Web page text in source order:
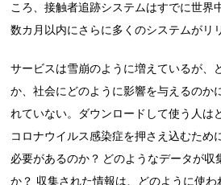
ころ、接触者追跡システムはすでに世界
数カ月以内にさらに多くのシステムがリ
サービスは雪崩のように増えているが、
か、社会にどのように影響を与えるのか
れていない。ダウンロードして使う人は
コロナウイルス感染症を押さえ込むため
必要があるのか？ どのようなデータが
か？ 収集された情報は、どのように使